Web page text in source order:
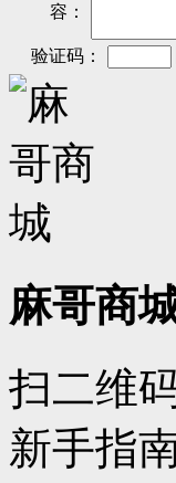
容：
验证码：
麻哥商
扫二维
新手指